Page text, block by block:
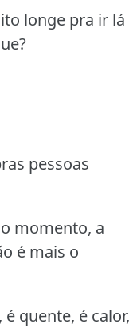
longe pra ir lá
pessoas
momento, a
é mais o
quente, é calor,